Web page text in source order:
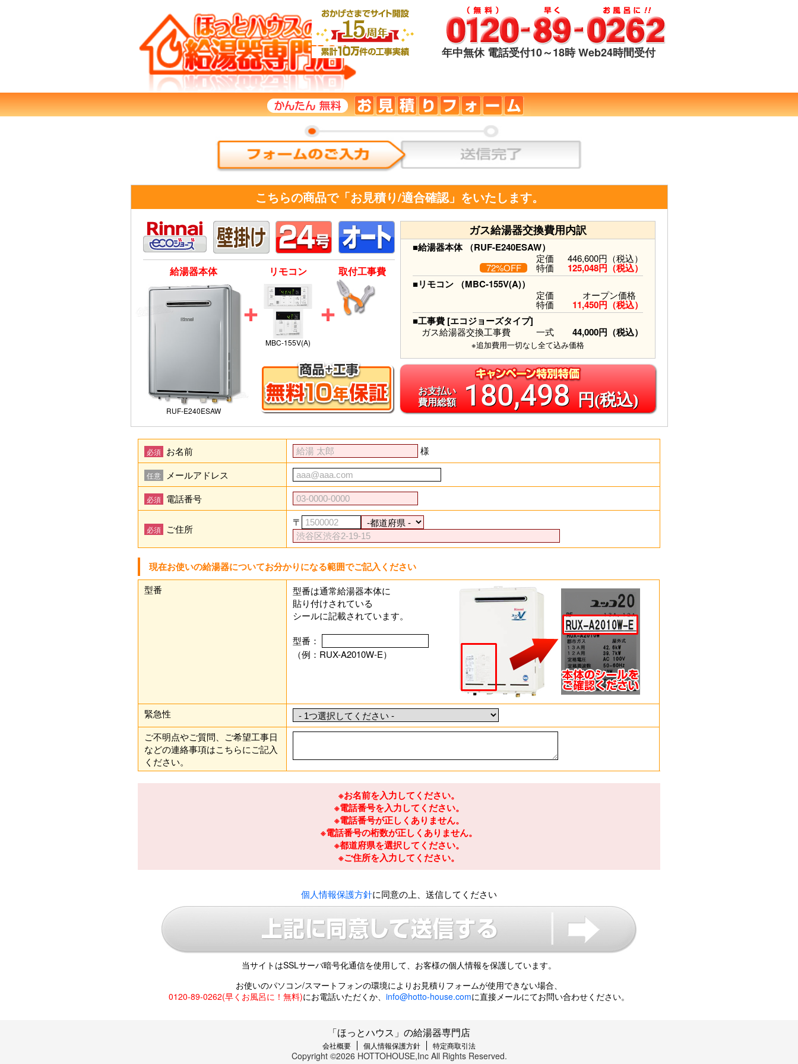
年中無休 電話受付10～18時 Web24時間受付
こちらの商品で「お見積り/適合確認」をいたします。
給湯器本体
RUF-E240ESAW
リモコン
MBC-155V(A)
取付工事費
ガス給湯器交換費用内訳
■給湯器本体 （RUF-E240ESAW）
定価 446,600円（税込）
72%OFF 特価
125,048円（税込）
■リモコン （MBC-155V(A)）
定価 オープン価格
特価
11,450円（税込）
■工事費 [エコジョーズタイプ]
ガス給湯器交換工事費 一式 44,000円（税込）
※追加費用一切なし全て込み価格
お支払い
費用総額180,498円(税込)
必須 お名前 様
任意 メールアドレス
必須 電話番号
必須 ご住所
〒
現在お使いの給湯器についてお分かりになる範囲でご記入ください
型番
型番は通常給湯器本体に
貼り付けされている
シールに記載されています。
型番：
（例：RUX-A2010W-E）
緊急性
ご不明点やご質問、ご希望工事日
などの連絡事項はこちらにご記入
ください。
※お名前を入力してください。
※電話番号を入力してください。
※電話番号が正しくありません。
※電話番号の桁数が正しくありません。
※都道府県を選択してください。
※ご住所を入力してください。
個人情報保護方針に同意の上、送信してください
当サイトはSSLサーバ暗号化通信を使用して、 お客様の個人情報を保護しています。
お使いのパソコン/スマートフォンの環境により お見積りフォームが使用できない場合、
0120-89-0262(早くお風呂に！無料)にお電話いただくか、 info@hotto-house.comに直接メールにてお問い合わせください。
「ほっとハウス」の給湯器専門店
会社概要 個人情報保護方針 特定商取引法
Copyright ©2026 HOTTOHOUSE,Inc All Rights Reserved.